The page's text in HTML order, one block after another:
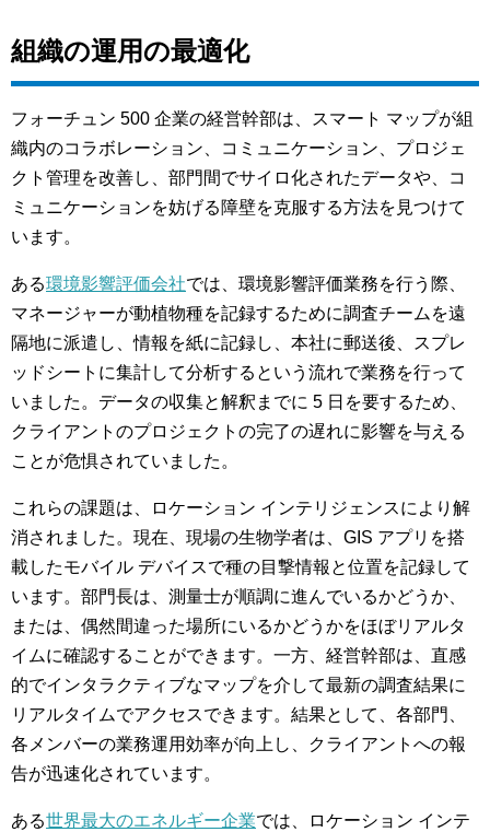
組織の運用の最適化
フォーチュン 500 企業の経営幹部は、スマート マップが組
織内のコラボレーション、コミュニケーション、プロジェ
クト管理を改善し、部門間でサイロ化されたデータや、コ
ミュニケーションを妨げる障壁を克服する方法を見つけて
います。
ある環境影響評価会社では、環境影響評価業務を行う際、
マネージャーが動植物種を記録するために調査チームを遠
隔地に派遣し、情報を紙に記録し、本社に郵送後、スプレ
ッドシートに集計して分析するという流れで業務を行って
いました。データの収集と解釈までに 5 日を要するため、
クライアントのプロジェクトの完了の遅れに影響を与える
ことが危惧されていました。
これらの課題は、ロケーション インテリジェンスにより解
消されました。現在、現場の生物学者は、GIS アプリを搭
載したモバイル デバイスで種の目撃情報と位置を記録して
います。部門長は、測量士が順調に進んでいるかどうか、
または、偶然間違った場所にいるかどうかをほぼリアルタ
イムに確認することができます。一方、経営幹部は、直感
的でインタラクティブなマップを介して最新の調査結果に
リアルタイムでアクセスできます。結果として、各部門、
各メンバーの業務運用効率が向上し、クライアントへの報
告が迅速化されています。
ある世界最大のエネルギー企業では、ロケーション インテ